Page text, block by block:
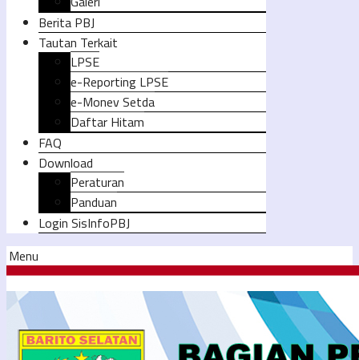
Berita PBJ
Tautan Terkait
LPSE
e-Reporting LPSE
e-Monev Setda
Daftar Hitam
FAQ
Download
Peraturan
Panduan
Login SisInfoPBJ
Menu